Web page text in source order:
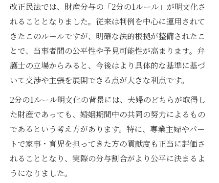
ドバイス
2分の1ルール判例と弁護士の役割の変化
弁護士視点で考える2分の1ルールのメリッ
トと課題
弁護士が語る2分の1ルール適用時の注意事
寄与度が認められるケースと判例解説
弁護士が語る寄与度認定の最新判例と実務
民法改正で寄与度が評価される実例を弁護
士が紹介
弁護士が解説する専業主婦の寄与度認定ポ
改正民法では、財産分与の「2分の1ルール」が明文化さ
れることとなりました。従来は判例を中心に運用されて
きたこのルールですが、明確な法的根拠が整備されたこ
とで、当事者間の公平性や予見可能性が高まります。弁
護士の立場からみると、今後はより具体的な基準に基づ
いて交渉や主張を展開できる点が大きな利点です。
2分の1ルール明文化の背景には、夫婦のどちらが取得し
た財産であっても、婚姻期間中の共同の努力によるもの
であるという考え方があります。特に、専業主婦やパー
トで家事・育児を担ってきた方の貢献度も正当に評価さ
れることとなり、実際の分与割合がより公平に決まるよ
うになりました。